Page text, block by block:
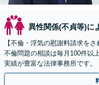
異性関係(不貞等)に
【不倫・浮気の慰謝料請求を
不倫問題の相談は毎月100件以
実績が豊富な法律事務所です
ご契約まで対応可/来所不要】